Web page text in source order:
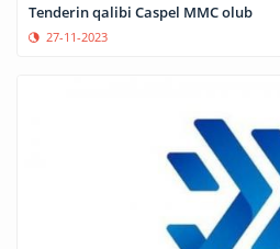
Tenderin qalibi Caspel MMC olub
27-11-2023